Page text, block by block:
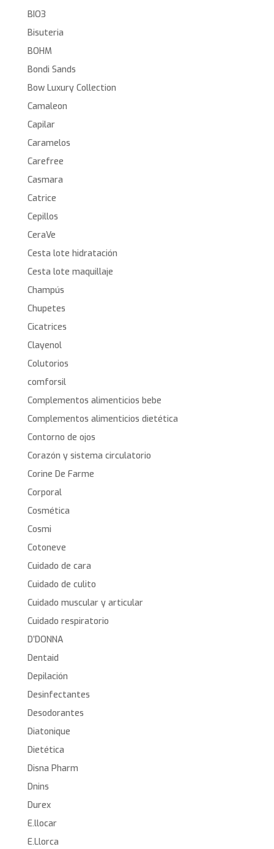
BIO3
Bisuteria
BOHM
Bondi Sands
Bow Luxury Collection
Camaleon
Capilar
Caramelos
Carefree
Casmara
Catrice
Cepillos
CeraVe
Cesta lote hidratación
Cesta lote maquillaje
Champús
Chupetes
Cicatrices
Clayenol
Colutorios
comforsil
Complementos alimenticios bebe
Complementos alimenticios dietética
Contorno de ojos
Corazón y sistema circulatorio
Corine De Farme
Corporal
Cosmética
Cosmi
Cotoneve
Cuidado de cara
Cuidado de culito
Cuidado muscular y articular
Cuidado respiratorio
D’DONNA
Dentaid
Depilación
Desinfectantes
Desodorantes
Diatonique
Dietética
Disna Pharm
Dnins
Durex
E.llocar
E.Llorca